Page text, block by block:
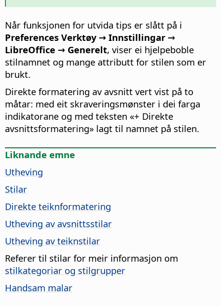
Når funksjonen for utvida tips er slått på i
Preferences Verktøy → Innstillingar →
LibreOffice → Generelt, viser ei hjelpeboble
stilnamnet og mange attributt for stilen som er
brukt.
Direkte formatering av avsnitt vert vist på to
måtar: med eit skraveringsmønster i dei farga
indikatorane og med teksten «+ Direkte
avsnittsformatering» lagt til namnet på stilen.
Liknande emne
Utheving
Stilar
Direkte teiknformatering
Utheving av avsnittsstilar
Utheving av teiknstilar
Referer til stilar for meir informasjon om
stilkategoriar og stilgrupper
Handsam malar